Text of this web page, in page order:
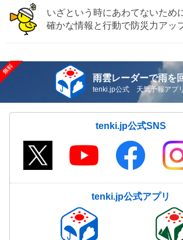
いざという時にあわてないため
確かな情報と行動で防災力アッ
雨雲レーダーで雨を
tenki.jp公式 天気予報アプリ
tenki.jp公式SNS
tenki.jp公式アプリ